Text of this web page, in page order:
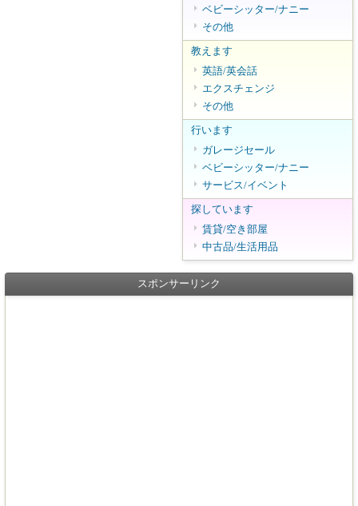
ベビーシッター/ナニー
その他
教えます
英語/英会話
エクスチェンジ
その他
行います
ガレージセール
ベビーシッター/ナニー
サービス/イベント
探しています
賃貸/空き部屋
中古品/生活用品
スポンサーリンク